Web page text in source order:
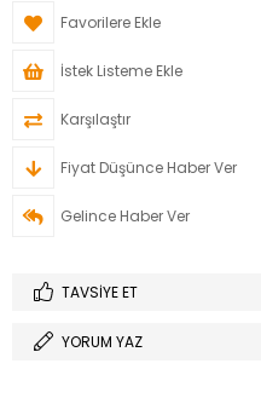
Favorilere Ekle
İstek Listeme Ekle
Karşılaştır
Fiyat Düşünce Haber Ver
Gelince Haber Ver
TAVSIYE ET
YORUM YAZ